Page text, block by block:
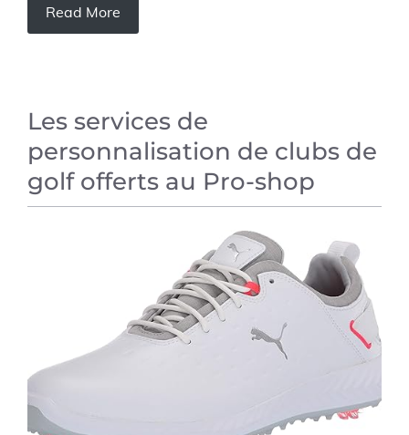
Read More
Les services de
personnalisation de clubs de
golf offerts au Pro-shop